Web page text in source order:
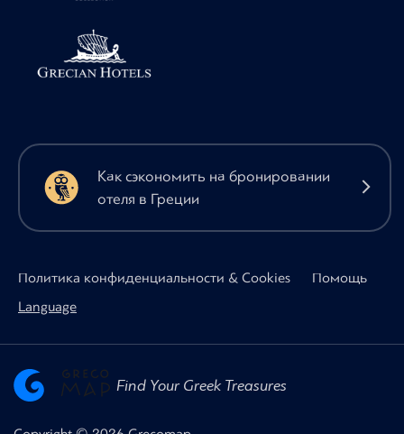
Как сэкономить на бронировании
отеля в Греции
Политика конфиденциальности & Cookies
Помощь
Language
Find Your Greek Treasures